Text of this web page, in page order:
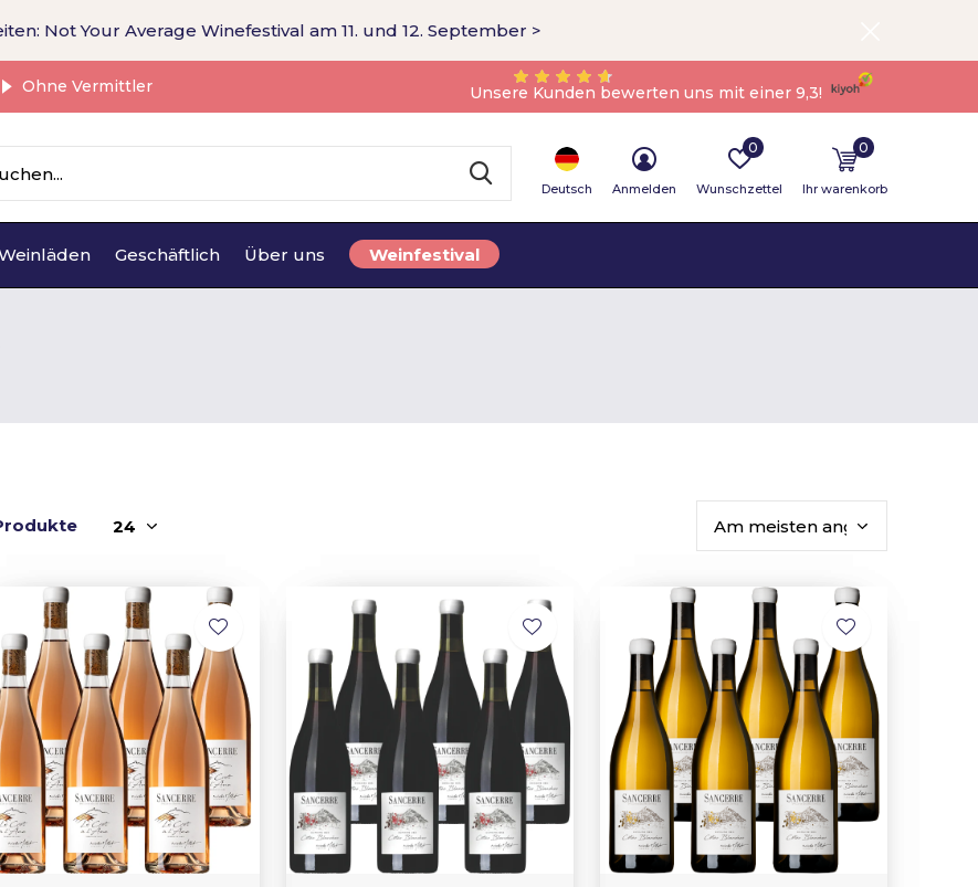
Geschäftlich Über uns Weinfestival
Deutsch Anmelden Wunschzettel
0
Ihr warenkorb
0
Ohne Vermittler Unsere Kunden bewerten uns mit einer 9,3!
Not Your Average Winefestival am 11. und 12. September >